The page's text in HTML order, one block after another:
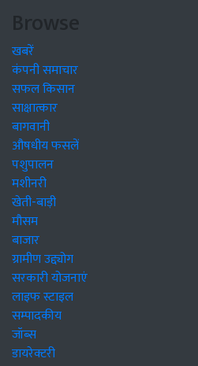
Browse
खबरें
कंपनी समाचार
सफल किसान
साक्षात्कार
बागवानी
औषधीय फसलें
पशुपालन
मशीनरी
खेती-बाड़ी
मौसम
बाजार
ग्रामीण उद्द्योग
सरकारी योजनाएं
लाइफ स्टाइल
सम्पादकीय
जॉब्स
डायरेक्टरी